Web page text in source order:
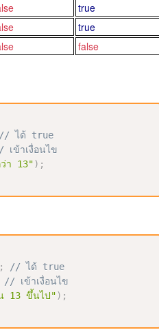
true
true
false
// ได้ true
เข้าเงื่อนไข
า 13") ;
;
// ได้ true
// เข้าเงื่อนไข
13 ขึ้นไป") ;